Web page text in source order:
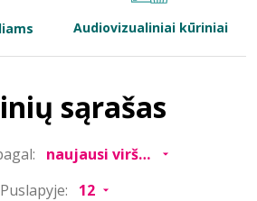
Audiovizualiniai kūriniai
sąrašas
Puslapyje: